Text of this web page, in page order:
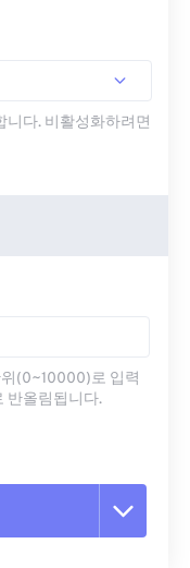
니다. 비활성화하려면
(0~10000)로 입력
반올림됩니다.